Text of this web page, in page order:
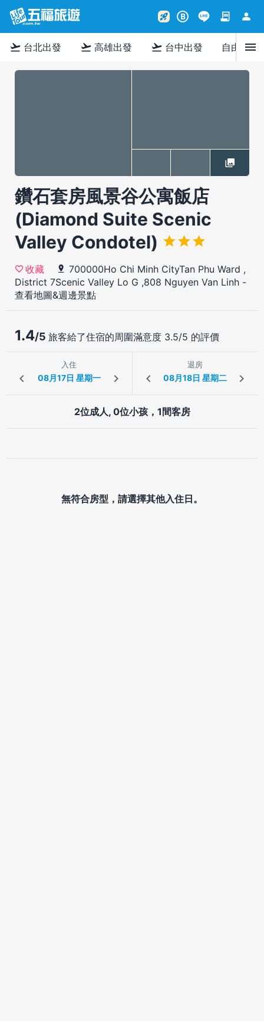
rocket_launch B contract person
flight_takeoff 台北出發 flight_takeoff 高雄出發 flight_takeoff 台中出發 自由行menu
鑽石套房風景谷公寓飯店
(Diamond Suite Scenic
Valley Condotel)
收藏
700000Ho Chi Minh CityTan Phu Ward ,
District 7Scenic Valley Lo G ,808 Nguyen Van Linh -
查看地圖&週邊景點
1.4/5 旅客給了住宿的周圍滿意度 3.5/5 的評價
入住 退房
2位成人, 0位小孩，1間客房
無符合房型，請選擇其他入住日。